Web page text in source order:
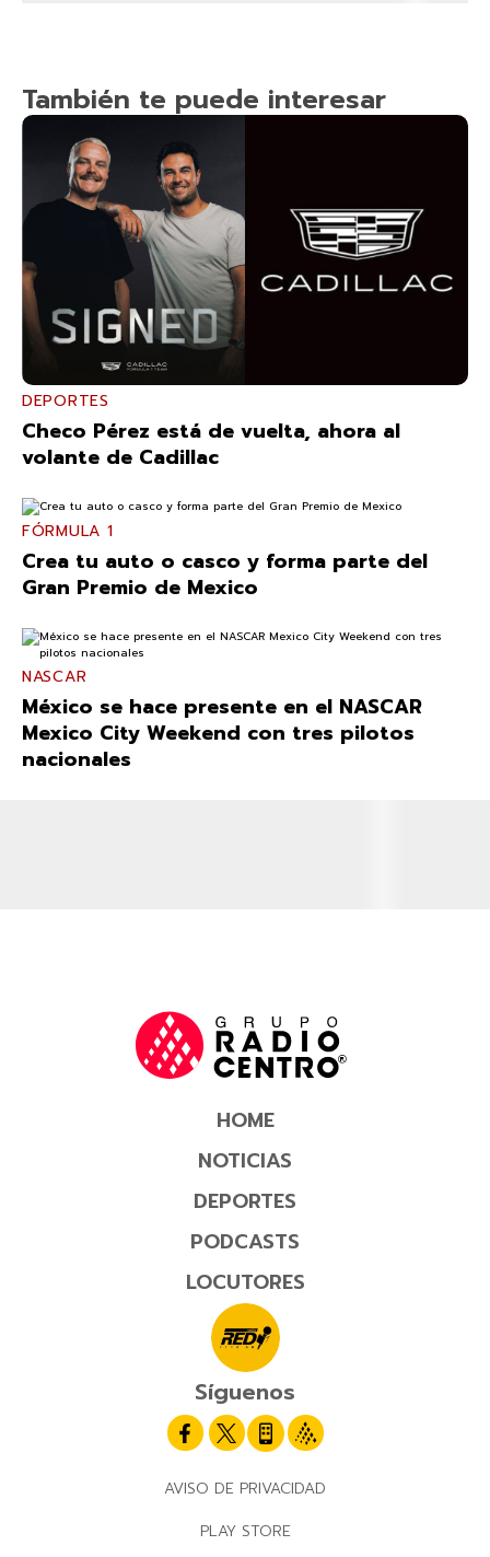
También te puede interesar
DEPORTES
Checo Pérez está de vuelta, ahora al
volante de Cadillac
FÓRMULA 1
Crea tu auto o casco y forma parte del
Gran Premio de Mexico
NASCAR
México se hace presente en el NASCAR
Mexico City Weekend con tres pilotos
nacionales
HOME
NOTICIAS
DEPORTES
PODCASTS
LOCUTORES
Síguenos
AVISO DE PRIVACIDAD
PLAY STORE